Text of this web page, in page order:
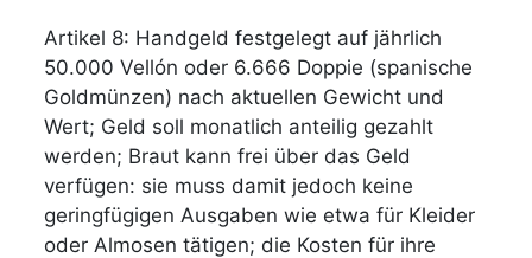
Artikel 8: Handgeld festgelegt auf jährlich
50.000 Vellón oder 6.666 Doppie (spanische
Goldmünzen) nach aktuellen Gewicht und
Wert; Geld soll monatlich anteilig gezahlt
werden; Braut kann frei über das Geld
verfügen: sie muss damit jedoch keine
geringfügigen Ausgaben wie etwa für Kleider
oder Almosen tätigen; die Kosten für ihre